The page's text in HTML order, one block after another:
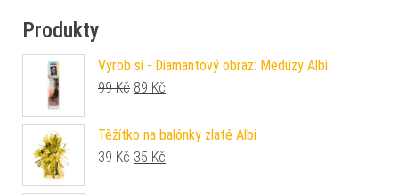
Produkty
Vyrob si - Diamantový obraz: Medúzy Albi
99Kč Původní cena byla: 99 Kč.
89 Kč
Těžítko na balónky zlaté Albi
39Kč Původní cena byla: 39 Kč.
35 Kč